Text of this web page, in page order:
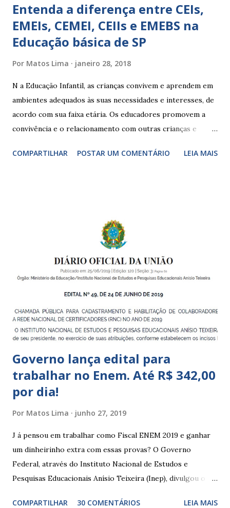
Entenda a diferença entre CEIs,
EMEIs, CEMEI, CEIIs e EMEBS na
Educação básica de SP
Por Matos Lima janeiro 28, 2018
N a Educação Infantil, as crianças convivem e aprendem em
ambientes adequados às suas necessidades e interesses, de
acordo com sua faixa etária. Os educadores promovem a
convivência e o relacionamento com outras crianças e
garantir o direito das crianças a uma educação integral e de
crianças de zero a 3 anos e 11 meses; – EMEIs - Escolas
Municipais de Educação Infantil, que atendem crianças de 4
a 5 anos e 11 meses; – CEMEI - Centro Municipal de
Educação Infantil, que recebe crianças de zero a 5 anos e 11
Indígena, e trabalham com cri...
COMPARTILHAR POSTAR UM COMENTÁRIO LEIA MAIS
Governo lança edital para
trabalhar no Enem. Até R$ 342,00
por dia!
Por Matos Lima junho 27, 2019
J á pensou em trabalhar como Fiscal ENEM 2019 e ganhar
um dinheirinho extra com essas provas? O Governo
Federal, através do Instituto Nacional de Estudos e
Pesquisas Educacionais Anísio Teixeira (Inep), divulgou o
COMPARTILHAR 30 COMENTÁRIOS LEIA MAIS